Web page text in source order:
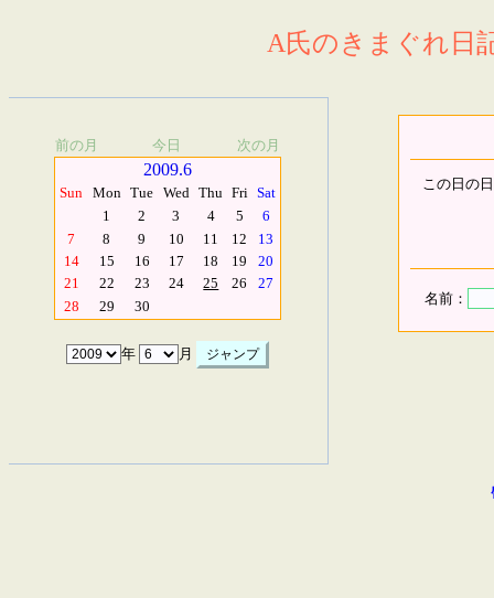
A氏のきまぐれ日
前の月 今日 次の月
2009.6
Sun Mon Tue Wed Thu Fri Sat
1
2 3 4 5
6
7
8 9 10 11 12
13
14
15 16 17 18 19
20
21
22 23 24 25 26
27
28
29 30
年 月
この日の
名前：